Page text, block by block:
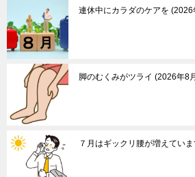
シ
ョ
連休中にカラダのケアを 2026
脚のむくみがツライ 2026年8
７月はギックリ腰が増えてい